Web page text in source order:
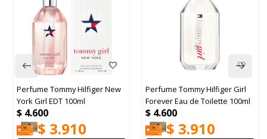
Perfume Tommy Hilfiger New
York Girl EDT 100ml
$ 4.600
$ 3.910
Perfume Tommy Hilfiger Girl
Forever Eau de Toilette 100ml
$ 4.600
$ 3.910